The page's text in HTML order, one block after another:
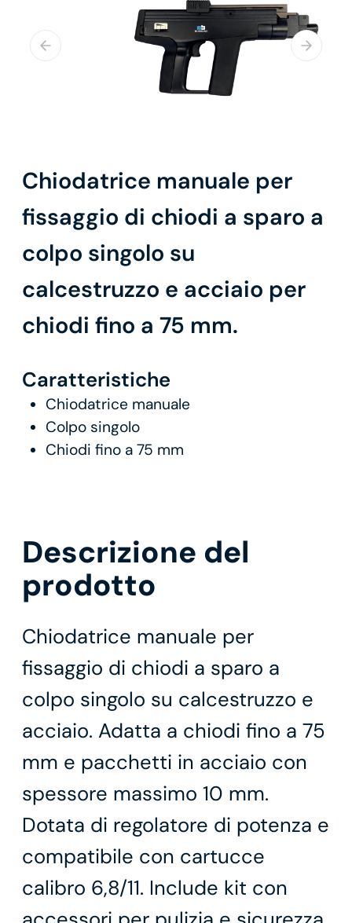
Chiodatrice manuale per
fissaggio di chiodi a sparo a
colpo singolo su
calcestruzzo e acciaio per
chiodi fino a 75 mm.
Caratteristiche
Chiodatrice manuale
Colpo singolo
Chiodi fino a 75 mm
Descrizione del
prodotto
Chiodatrice manuale per
fissaggio di chiodi a sparo a
colpo singolo su calcestruzzo e
acciaio. Adatta a chiodi fino a 75
mm e pacchetti in acciaio con
spessore massimo 10 mm.
Dotata di regolatore di potenza e
compatibile con cartucce
calibro 6,8/11. Include kit con